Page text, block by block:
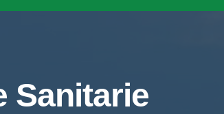
Sanitarie